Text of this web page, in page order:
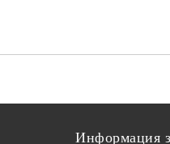
Информация